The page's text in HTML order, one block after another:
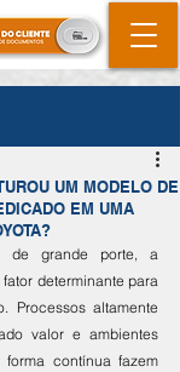
UM MODELO DE
EM UMA
de grande porte, a
determinante para
Processos altamente
valor e ambientes
contínua fazem